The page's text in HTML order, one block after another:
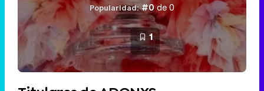
Popularidad: #0de 0
1